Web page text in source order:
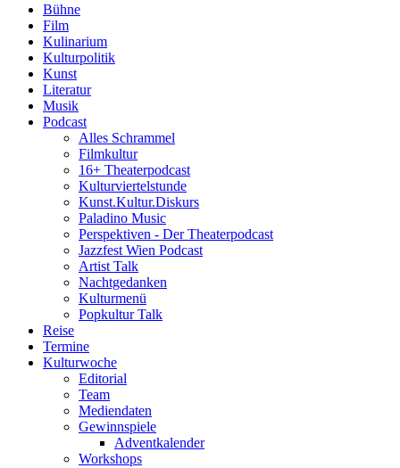
Bühne
Film
Kulinarium
Kulturpolitik
Kunst
Literatur
Musik
Podcast
Alles Schrammel
Filmkultur
16+ Theaterpodcast
Kulturviertelstunde
Kunst.Kultur.Diskurs
Paladino Music
Perspektiven - Der Theaterpodcast
Jazzfest Wien Podcast
Artist Talk
Nachtgedanken
Kulturmenü
Popkultur Talk
Reise
Termine
Kulturwoche
Editorial
Team
Mediendaten
Gewinnspiele
Adventkalender
Workshops